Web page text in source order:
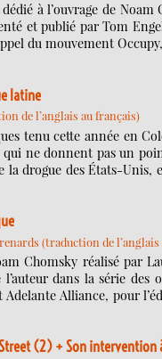
à l’ouvrage de
et publié par Tom
du mouvement
latine
de l’anglais au français)
tenu cette année en
ne donnent pas un
drogue des États-
(traduction de
Chomsky réalisé par
dans la série des
Alliance, pour
(2) + Son intervention